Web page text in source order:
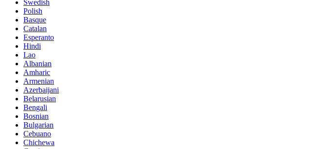
Swedish
Polish
Basque
Catalan
Esperanto
Hindi
Lao
Albanian
Amharic
Armenian
Azerbaijani
Belarusian
Bengali
Bosnian
Bulgarian
Cebuano
Chichewa